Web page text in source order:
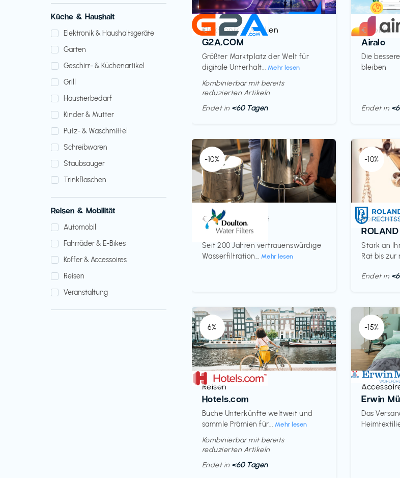
Küche & Haushalt
Elektronik & Haushaltsgeräte
Garten
Geschirr- & Küchenartikel
Grill
Haustierbedarf
Kinder & Mutter
Putz- & Waschmittel
Schreibwaren
Staubsauger
Trinkflaschen
Reisen & Mobilität
Automobil
Fahrräder & E-Bikes
Koffer & Accessoires
Reisen
Veranstaltung
Elektronik & Medien
G2A.COM
Größter Marktplatz der Welt für
digitale Unterhalt... Mehr lesen
€‎
Kombinierbar mit bereits
reduzierten Artikeln
Endet in <60 Tagen
Mobilfunk
Airalo
Die
bleiben
€‎
Endet in
-10%
Küche & Haushalt
Doulton
Seit 200 Jahren vertrauenswürdige
Wasserfiltration... Mehr lesen
€‎
-10%
Stark an
Rat bis zur
€‎
Endet in
6%
Reisen
Hotels.com
Buche Unterkünfte weltweit und
sammle Prämien für... Mehr lesen
€‎
Kombinierbar mit bereits
reduzierten Artikeln
Endet in <60 Tagen
-15%
Erwin
Das
€‎